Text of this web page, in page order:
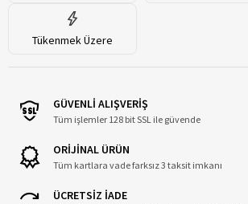
Tükenmek Üzere
GÜVENLİ ALIŞVERİŞ
Tüm işlemler 128 bit SSL ile güvende
ORİJİNAL ÜRÜN
Tüm kartlara vade farksız 3 taksit imkanı
ÜCRETSİZ İADE